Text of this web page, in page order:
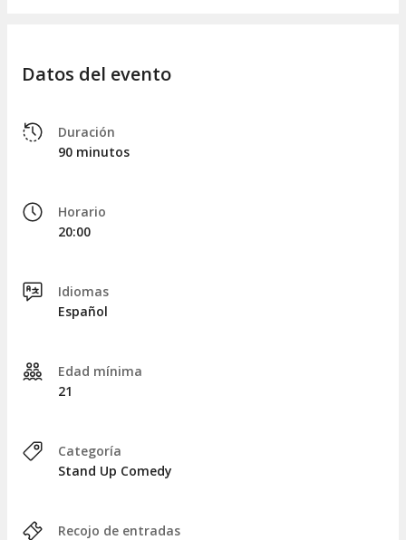
Datos del evento
Duración
90 minutos
Horario
20:00
Idiomas
Español
Edad mínima
21
Categoría
Stand Up Comedy
Recojo de entradas